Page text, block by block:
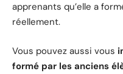
apprenants qu’elle a
réellement.
Vous pouvez aussi vous
formé par les anciens